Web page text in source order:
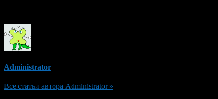
Administrator
Все статьи автора Administrator »